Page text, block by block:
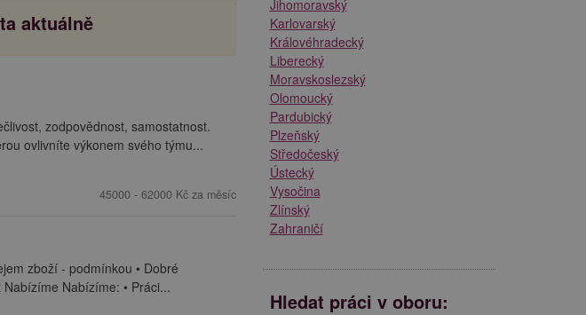
aktuálně
zodpovědnost, samostatnost.
ovlivníte výkonem svého týmu...
45000 - 62000 Kč za měsíc
zboží - podmínkou • Dobré
Nabízíme: • Práci...
Jihomoravský
Karlovarský
Královéhradecký
Liberecký
Moravskoslezský
Olomoucký
Pardubický
Plzeňský
Středočeský
Ústecký
Vysočina
Zlínský
Zahraničí
Hledat práci v oboru: